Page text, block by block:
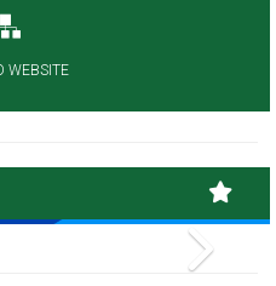
WEBSITE